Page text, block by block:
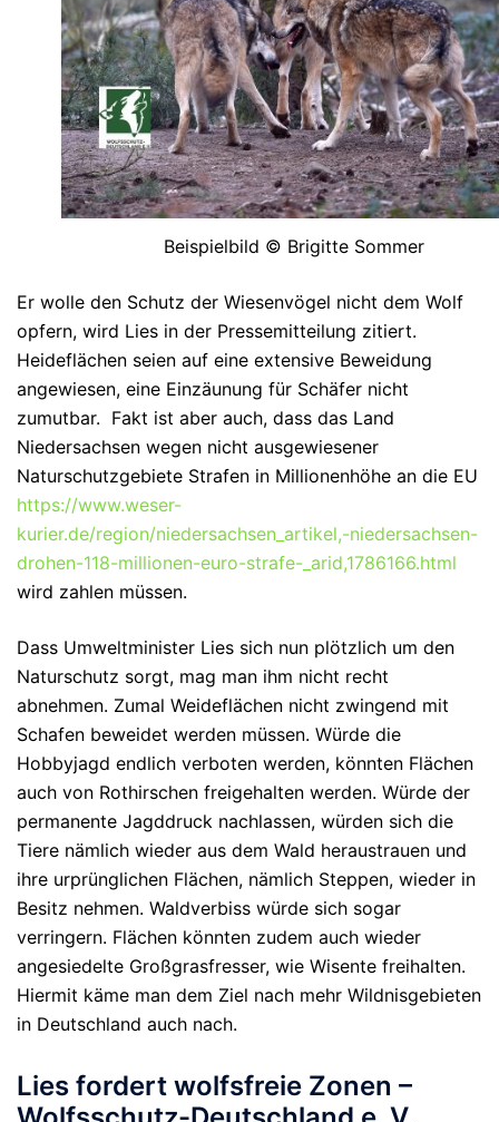
Beispielbild © Brigitte Sommer
Er wolle den Schutz der Wiesenvögel nicht dem Wolf
opfern, wird Lies in der Pressemitteilung zitiert.
Heideflächen seien auf eine extensive Beweidung
angewiesen, eine Einzäunung für Schäfer nicht
zumutbar. Fakt ist aber auch, dass das Land
Niedersachsen wegen nicht ausgewiesener
Naturschutzgebiete Strafen in Millionenhöhe an die EU
https://www.weser-
kurier.de/region/niedersachsen_artikel,-niedersachsen-
drohen-118-millionen-euro-strafe-_arid,1786166.html
wird zahlen müssen.
Dass Umweltminister Lies sich nun plötzlich um den
Naturschutz sorgt, mag man ihm nicht recht
abnehmen. Zumal Weideflächen nicht zwingend mit
Schafen beweidet werden müssen. Würde die
Hobbyjagd endlich verboten werden, könnten Flächen
auch von Rothirschen freigehalten werden. Würde der
permanente Jagddruck nachlassen, würden sich die
Tiere nämlich wieder aus dem Wald heraustrauen und
ihre urprünglichen Flächen, nämlich Steppen, wieder in
Besitz nehmen. Waldverbiss würde sich sogar
verringern. Flächen könnten zudem auch wieder
angesiedelte Großgrasfresser, wie Wisente freihalten.
Hiermit käme man dem Ziel nach mehr Wildnisgebieten
in Deutschland auch nach.
Lies fordert wolfsfreie Zonen –